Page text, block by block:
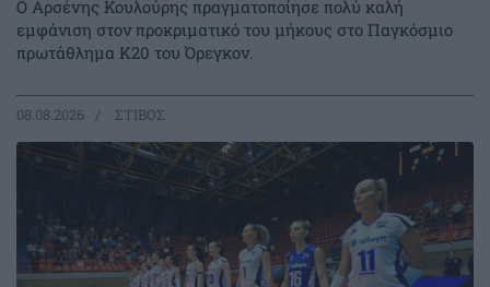
Ο Αρσένης Κουλούρης πραγματοποίησε πολύ καλή
εμφάνιση στον προκριματικό του μήκους στο Παγκόσμιο
πρωτάθλημα Κ20 του Όρεγκον.
08.08.2026 ΣΤΙΒΟΣ